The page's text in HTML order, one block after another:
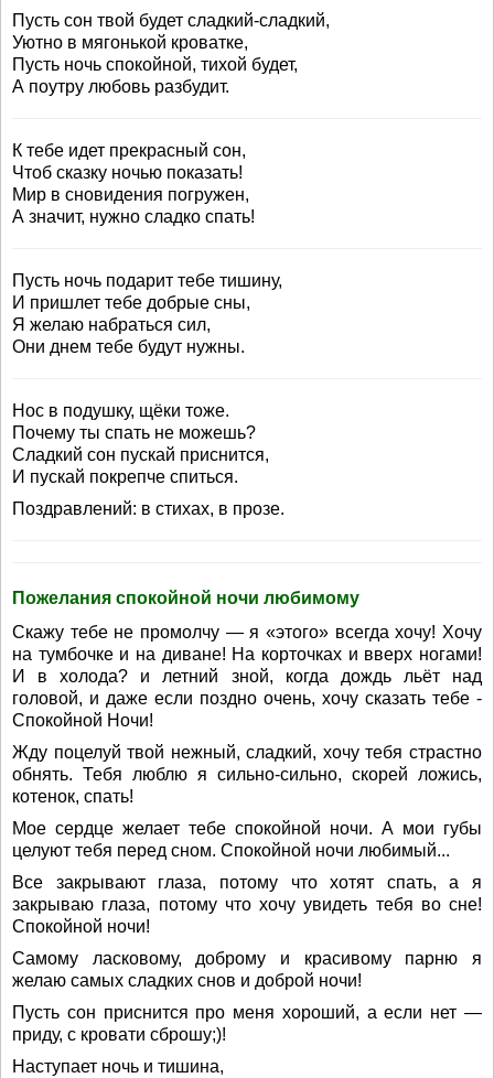
Пусть сон твой будет сладкий-сладкий,
Уютно в мягонькой кроватке,
Пусть ночь спокойной, тихой будет,
А поутру любовь разбудит.
К тебе идет прекрасный сон,
Чтоб сказку ночью показать!
Мир в сновидения погружен,
А значит, нужно сладко спать!
Пусть ночь подарит тебе тишину,
И пришлет тебе добрые сны,
Я желаю набраться сил,
Они днем тебе будут нужны.
Нос в подушку, щёки тоже.
Почему ты спать не можешь?
Сладкий сон пускай приснится,
И пускай покрепче спиться.
Поздравлений: в стихах, в прозе.
Пожелания спокойной ночи любимому
Скажу тебе не промолчу — я «этого» всегда хочу! Хочу
на тумбочке и на диване! На корточках и вверх ногами!
И в холода? и летний зной, когда дождь льёт над
головой, и даже если поздно очень, хочу сказать тебе -
Спокойной Ночи!
Жду поцелуй твой нежный, сладкий, хочу тебя страстно
обнять. Тебя люблю я сильно-сильно, скорей ложись,
котенок, спать!
Мое сердце желает тебе спокойной ночи. А мои губы
целуют тебя перед сном. Спокойной ночи любимый...
Все закрывают глаза, потому что хотят спать, а я
закрываю глаза, потому что хочу увидеть тебя во сне!
Спокойной ночи!
Самому ласковому, доброму и красивому парню я
желаю самых сладких снов и доброй ночи!
Пусть сон приснится про меня хороший, а если нет —
приду, с кровати сброшу;)!
Наступает ночь и тишина,